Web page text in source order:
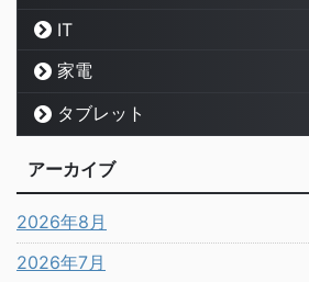
IT
家電
タブレット
アーカイブ
2026年8月
2026年7月